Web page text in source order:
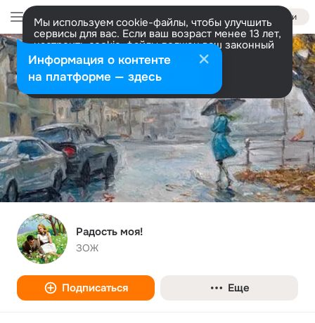
Войти
Мы используем cookie-файлы, чтобы улучшить
сервисы для вас. Если ваш возраст менее 13 лет,
настроить cookie-файлы должен ваш законный
представитель. Больше информации
Разрешить все Настроить
Радость моя!
ЗОЖ
Подписаться Еще
Информация о контенте
на платформе — здесь